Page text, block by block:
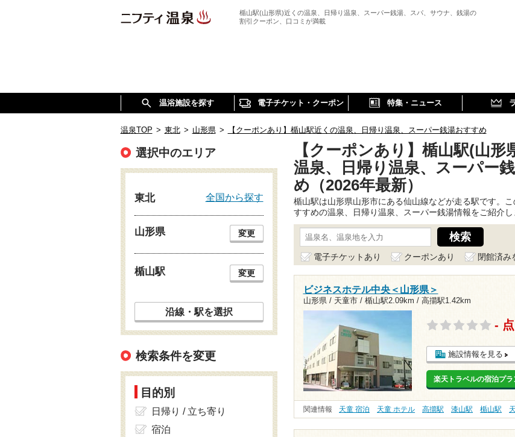
楯山駅(山形県)近くの温泉、日帰り温泉、スーパー銭湯、スパ、サウナ、銭湯の
割引クーポン、口コミが満載
温浴施設を探す 電子チケット・クーポン 特集・ニュース
温泉TOP > 東北 > 山形県 > 【クーポンあり】楯山駅近くの温泉、日帰り温泉、スーパー銭湯おすすめ
【クーポンあり】楯山駅(山形
温泉、日帰り温泉、スーパー
め（2026年最新）
楯山駅は山形県山形市にある仙山線などが走る駅です。
すすめの温泉、日帰り温泉、スーパー銭湯情報をご紹介し
電子チケットあり クーポンあり 閉館済み
ビジネスホテル中央＜山形県＞
山形県 / 天童市 / 楯山駅2.09km / 高擶駅1.42km
- 点
施設情報を見る
楽天トラベルの宿泊プラ
関連情報 天童 宿泊 天童 ホテル 高擶駅 漆山駅 楯山駅
選択中のエリア
東北 全国から探す
山形県 変更
楯山駅 変更
沿線・駅を選択
検索条件を変更
目的別
日帰り / 立ち寄り
宿泊